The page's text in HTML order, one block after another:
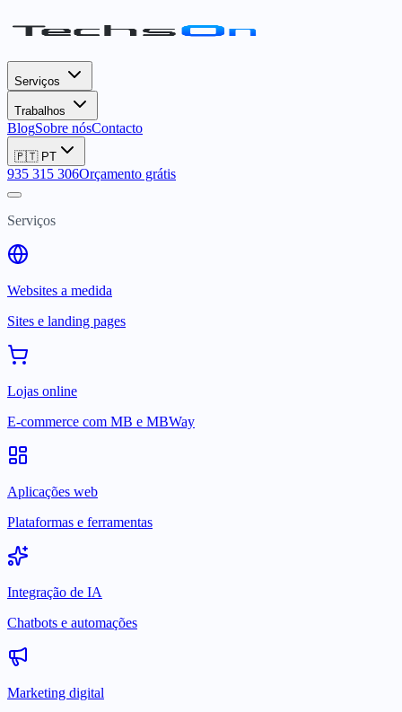
Serviços
Trabalhos
BlogSobre nósContacto
🇵🇹 PT
935 315 306Orçamento grátis
Serviços
Websites a medida
Sites e landing pages
Lojas online
E-commerce com MB e MBWay
Aplicações web
Plataformas e ferramentas
Integração de IA
Chatbots e automações
Marketing digital